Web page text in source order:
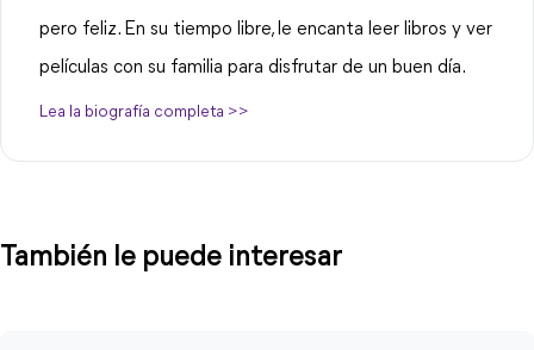
pero feliz. En su tiempo libre, le encanta leer libros y ver
películas con su familia para disfrutar de un buen día.
Lea la biografía completa >>
También le puede interesar